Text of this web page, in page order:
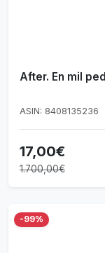
After. En mil
ASIN: 8408135236
17,00€
1.700,00€
-99%